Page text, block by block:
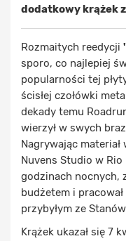
dodatkowy krążek
Rozmaitych reedycji
sporo, co najlepiej
popularności tej
ścisłej czołówki
dekady temu
wierzył w swych
Nagrywając
Nuvens Studio w
godzinach nocnych,
budżetem i
przybyłym ze
Krążek ukazał się 7